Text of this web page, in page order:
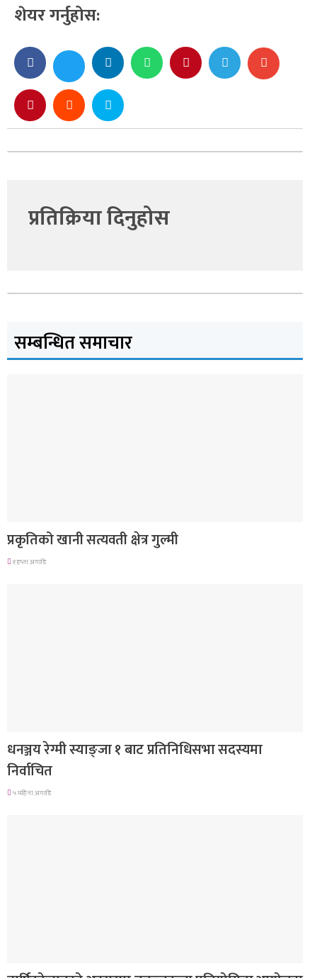
शेयर गर्नुहोस:
प्रतिक्रिया दिनुहोस
सम्बन्धित समाचार
प्रकृतिको खानी सत्यवती क्षेत्र गुल्मी
१ हप्ता अगाडि
धनञ्जय रेग्मी स्याङ्जा १ बाट प्रतिनिधिसभा सदस्यमा
निर्वाचित
५ महिना अगाडि